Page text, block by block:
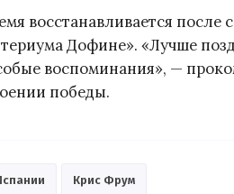
восстанавливается после
Дофине». «Лучше
воспоминания», —
победы.
Крис Фрум